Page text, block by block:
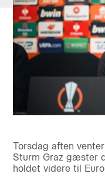
Torsdag aften
Sturm Graz gæster
holdet videre til